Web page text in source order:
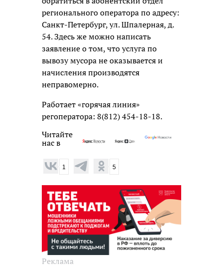
регионального оператора по адресу:
Санкт-Петербург, ул. Шпалерная, д.
54. Здесь же можно написать
заявление о том, что услуга по
вывозу мусора не оказывается и
начисления производятся
неправомерно.
Работает «горячая линия»
регоператора: 8(812) 454-18-18.
Читайте
нас в
1 5
Реклама